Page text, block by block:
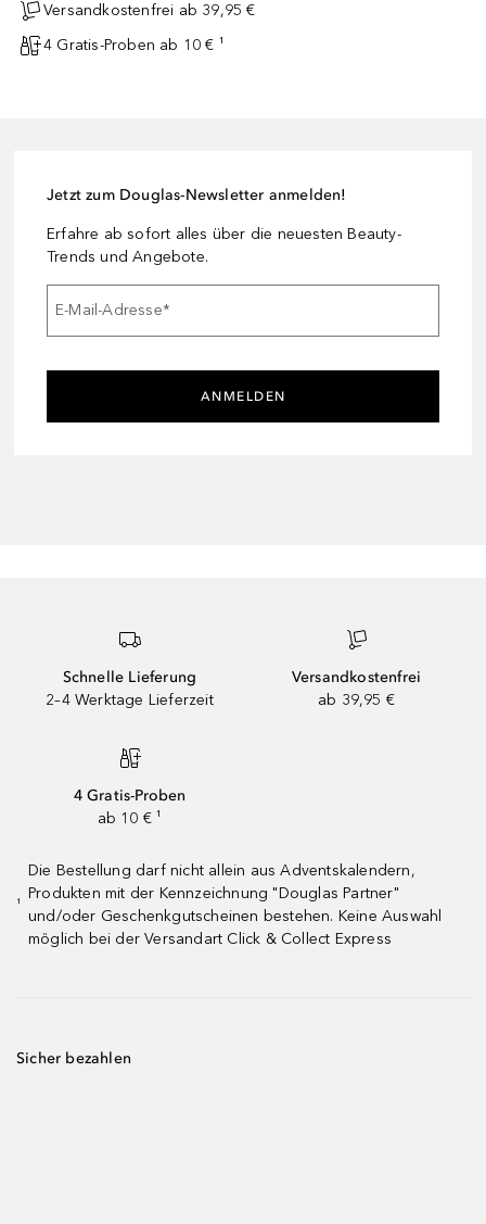
Versandkostenfrei ab 39,95 €
4 Gratis-Proben ab 10 € ¹
Jetzt zum Douglas-Newsletter anmelden!
Erfahre ab sofort alles über die neuesten Beauty-
Trends und Angebote.
E-Mail-Adresse*
ANMELDEN
Schnelle Lieferung
2–4 Werktage Lieferzeit
Versandkostenfrei
ab 39,95 €
4 Gratis-Proben
ab 10 € ¹
¹
Die Bestellung darf nicht allein aus Adventskalendern,
Produkten mit der Kennzeichnung "Douglas Partner"
und/oder Geschenkgutscheinen bestehen. Keine Auswahl
möglich bei der Versandart Click & Collect Express
Sicher bezahlen